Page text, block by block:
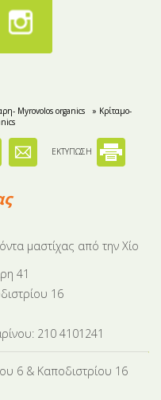
Myrovolos organics
» Κρίταμο-
ΕΚΤΥΠΩΣΗ
μαστίχας από την Χίο
41
16
210 4101241
6 & Καποδιστρίου 16